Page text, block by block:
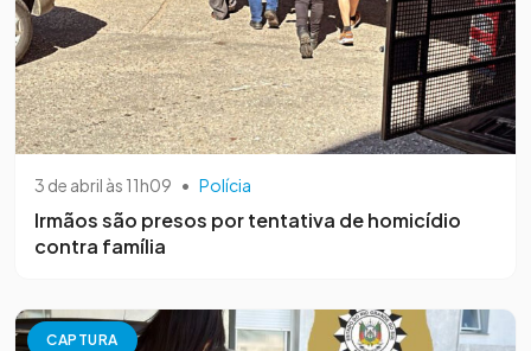
3 de abril às 11h09 • Polícia
Irmãos são presos por tentativa de homicídio
contra família
CAPTURA